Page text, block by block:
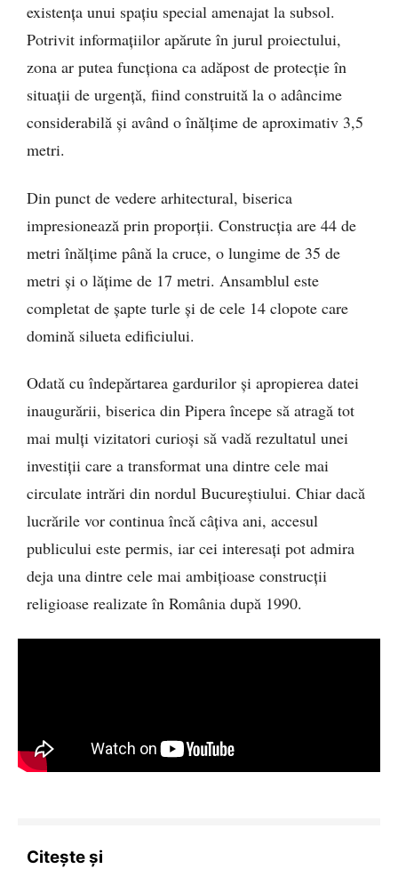
existența unui spațiu special amenajat la subsol.
Potrivit informațiilor apărute în jurul proiectului,
zona ar putea funcționa ca adăpost de protecție în
situații de urgență, fiind construită la o adâncime
considerabilă și având o înălțime de aproximativ 3,5
metri.
Din punct de vedere arhitectural, biserica
impresionează prin proporții. Construcția are 44 de
metri înălțime până la cruce, o lungime de 35 de
metri și o lățime de 17 metri. Ansamblul este
completat de șapte turle și de cele 14 clopote care
domină silueta edificiului.
Odată cu îndepărtarea gardurilor și apropierea datei
inaugurării, biserica din Pipera începe să atragă tot
mai mulți vizitatori curioși să vadă rezultatul unei
investiții care a transformat una dintre cele mai
circulate intrări din nordul Bucureștiului. Chiar dacă
lucrările vor continua încă câțiva ani, accesul
publicului este permis, iar cei interesați pot admira
deja una dintre cele mai ambițioase construcții
religioase realizate în România după 1990.
Citește și